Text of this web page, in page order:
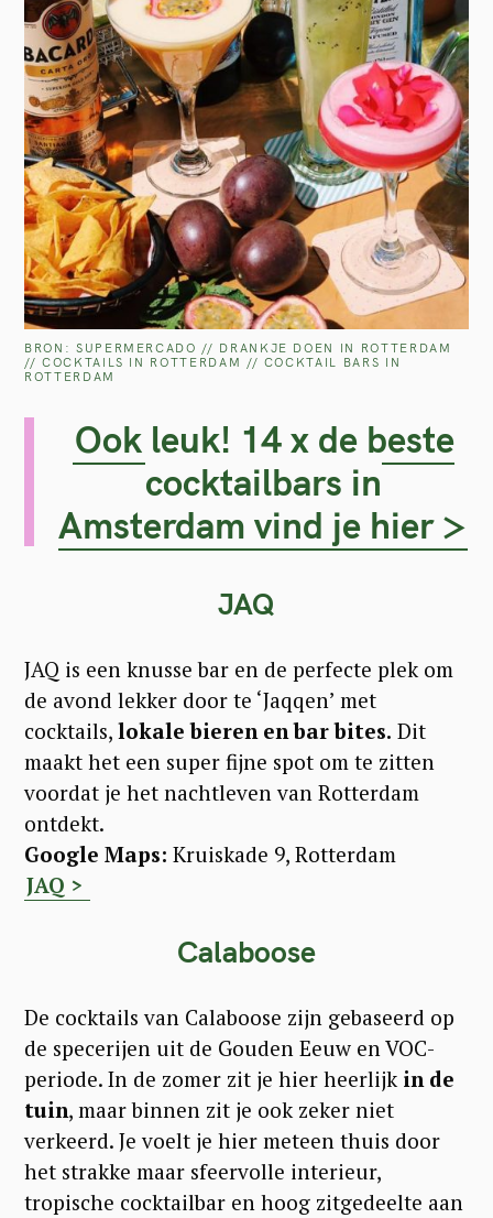
BRON: SUPERMERCADO // DRANKJE DOEN IN ROTTERDAM
// COCKTAILS IN ROTTERDAM // COCKTAIL BARS IN
ROTTERDAM
Ook leuk! 14 x de beste
cocktailbars in
Amsterdam vind je hier >
JAQ
JAQ is een knusse bar en de perfecte plek om
de avond lekker door te ‘Jaqqen’ met
cocktails, lokale bieren en bar bites. Dit
maakt het een super fijne spot om te zitten
voordat je het nachtleven van Rotterdam
ontdekt.
Google Maps: Kruiskade 9, Rotterdam
JAQ >
Calaboose
De cocktails van Calaboose zijn gebaseerd op
de specerijen uit de Gouden Eeuw en VOC-
periode. In de zomer zit je hier heerlijkin de
tuin, maar binnen zit je ook zeker niet
verkeerd. Je voelt je hier meteen thuis door
het strakke maar sfeervolle interieur,
tropische cocktailbar en hoog zitgedeelte aan